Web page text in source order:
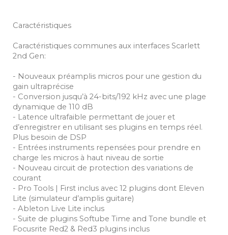
Caractéristiques
Caractéristiques communes aux interfaces Scarlett
2nd Gen:
- Nouveaux préamplis micros pour une gestion du
gain ultraprécise
- Conversion jusqu’à 24-bits/192 kHz avec une plage
dynamique de 110 dB
- Latence ultrafaible permettant de jouer et
d’enregistrer en utilisant ses plugins en temps réel.
Plus besoin de DSP
- Entrées instruments repensées pour prendre en
charge les micros à haut niveau de sortie
- Nouveau circuit de protection des variations de
courant
- Pro Tools | First inclus avec 12 plugins dont Eleven
Lite (simulateur d’amplis guitare)
- Ableton Live Lite inclus
- Suite de plugins Softube Time and Tone bundle et
Focusrite Red2 & Red3 plugins inclus